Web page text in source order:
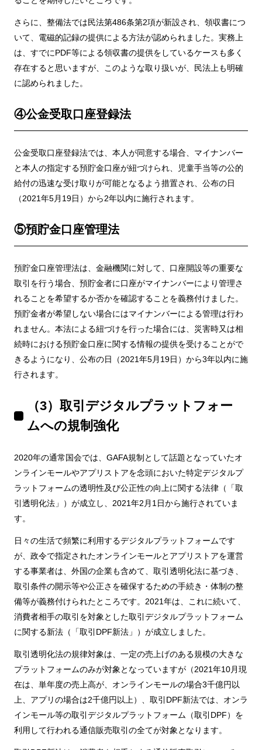
さらに、整備法では民法第486条第2項が新設され、領収書につ
いて、電磁的記録の提供による方法が認められました。実務上
は、すでにPDF等による領収書の提供をしているケースも多く
存在すると思いますが、このような取り扱いが、民法上も明確
に認められました。
④公金受取口座登録法
公金受取口座登録法では、本人が同意する場合、マイナンバー
と本人の指定する預貯金口座が紐づけられ、児童手当等の公的
給付の迅速な受け取りが可能となるよう措置され、公布の日
（2021年5月19日）から2年以内に施行されます。
⑤預貯金口座管理法
預貯金口座管理法は、金融機関に対して、口座開設等の重要な
取引を行う場合、預貯金者に口座がマイナンバーにより管理さ
れることを希望するか否かを確認することを義務付けました。
預貯金者が希望しない場合にはマイナンバーによる管理は行わ
れません。本法による紐づけを行った場合には、災害時又は相
続時における預貯金口座に関する情報の提供を受けることがで
きるようになり、公布の日（2021年5月19日）から3年以内に施
行されます。
（3）取引デジタルプラットフォー
ムへの規制強化
2020年の通常国会では、GAFA規制として話題となっていたオ
ンラインモールやアプリストアを念頭においた特定デジタルプ
ラットフォームの透明性及び公正性の向上に関する法律（「取
引透明化法」）が成立し、2021年2月1日から施行されていま
す。
日々の生活で頻繁に利用するデジタルプラットフォームです
が、政令で指定されたオンラインモールとアプリストアを運営
する事業者は、外国の企業も含めて、取引透明化法に基づき、
取引条件の開示等や公正さを確保するための手続き・体制の整
備等が義務付けられたところです。2021年は、これに続いて、
消費者相手の取引を対象とした取引デジタルプラットフォーム
に関する新法（「取引DPF新法」）が成立しました。
取引透明化法の規律対象は、一定の売上げのある規模の大きな
プラットフォームのみが対象となっていますが（2021年10月現
在は、単年度の売上高が、オンラインモールの場合3千億円以
上、アプリの場合は2千億円以上）、取引DPF新法では、オンラ
インモール等の取引デジタルプラットフォーム（取引DPF）を
利用して行われる通信販売取引の全てが対象となります。